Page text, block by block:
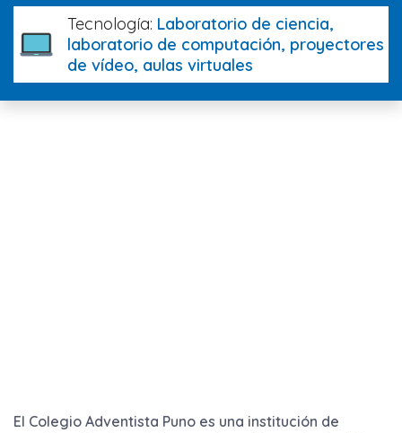
Tecnología: Laboratorio de ciencia,
laboratorio de computación, proyectores
de vídeo, aulas virtuales
El Colegio Adventista Puno es una institución de